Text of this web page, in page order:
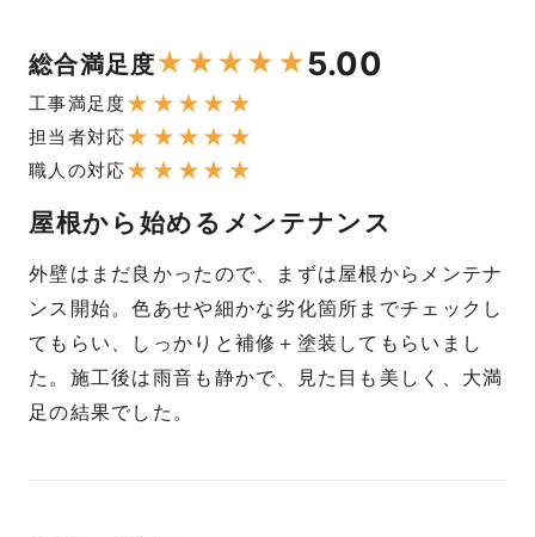
総合満足度★ ★★★ ★5.00
工事満足度★ ★ ★ ★ ★
担当者対応★ ★ ★ ★ ★
職人の対応★ ★ ★ ★ ★
屋根から始めるメンテナンス
外壁はまだ良かったので、まずは屋根からメンテナ
ンス開始。色あせや細かな劣化箇所までチェックし
てもらい、しっかりと補修＋塗装してもらいまし
た。施工後は雨音も静かで、見た目も美しく、大満
足の結果でした。